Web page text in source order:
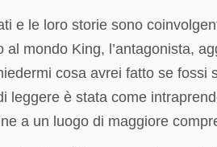
e le loro storie sono
mondo King, l’antagonista,
cosa avrei fatto se
leggere è stata come
a un luogo di maggiore